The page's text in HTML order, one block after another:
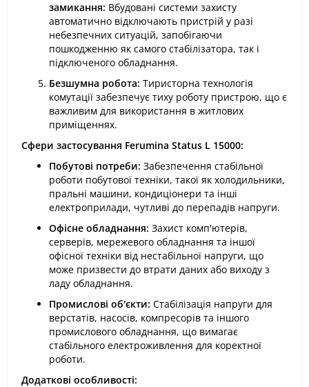
замикання: Вбудовані системи захисту
автоматично відключають пристрій у разі
небезпечних ситуацій, запобігаючи
пошкодженню як самого стабілізатора, так і
підключеного обладнання.
Безшумна робота: Тиристорна технологія
комутації забезпечує тиху роботу пристрою, що є
важливим для використання в житлових
приміщеннях.
Сфери застосування Ferumina Status L 15000:
Побутові потреби: Забезпечення стабільної
роботи побутової техніки, такої як холодильники,
пральні машини, кондиціонери та інші
електроприлади, чутливі до перепадів напруги.
Офісне обладнання: Захист комп'ютерів,
серверів, мережевого обладнання та іншої
офісної техніки від нестабільної напруги, що
може призвести до втрати даних або виходу з
ладу обладнання.
Промислові об'єкти: Стабілізація напруги для
верстатів, насосів, компресорів та іншого
промислового обладнання, що вимагає
стабільного електроживлення для коректної
роботи.
Додаткові особливості: